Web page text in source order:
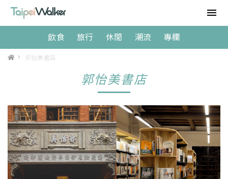
飲食 旅行 休閒 潮流 專欄
> 郭怡美書店
郭怡美書店